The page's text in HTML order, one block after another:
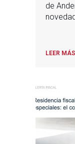
de
LEER